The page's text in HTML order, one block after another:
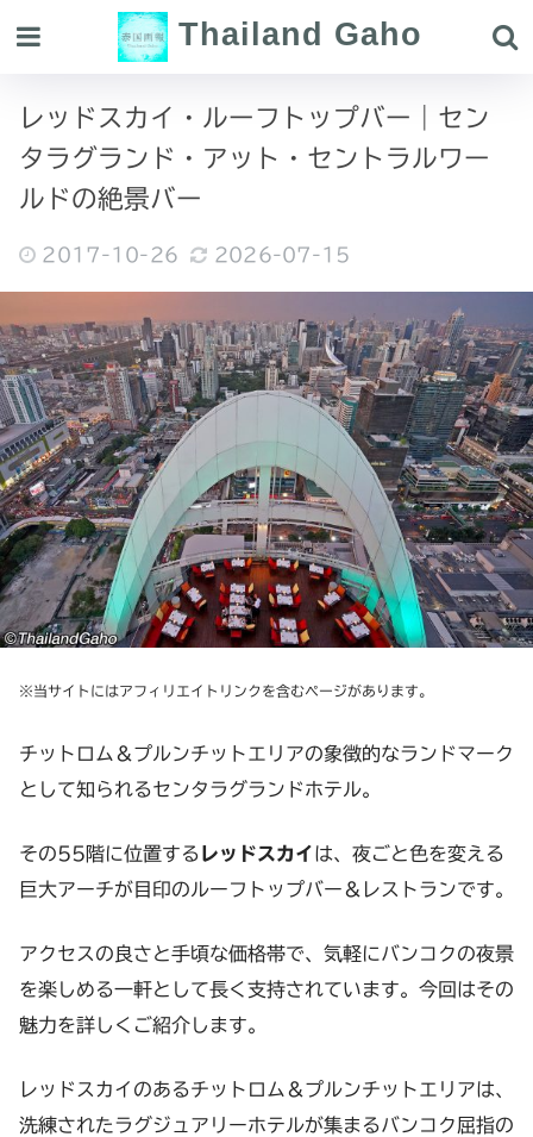
Thailand Gaho
レッドスカイ・ルーフトップバー｜セン
タラグランド・アット・セントラルワー
ルドの絶景バー
2017-10-26 2026-07-15
※当サイトにはアフィリエイトリンクを含むページがあります。
チットロム＆プルンチットエリアの象徴的なランドマーク
として知られるセンタラグランドホテル。
その55階に位置する レッドスカイは、夜ごと色を変える
巨大アーチが目印のルーフトップバー＆レストランです。
アクセスの良さと手頃な価格帯で、気軽にバンコクの夜景
を楽しめる一軒として長く支持されています。今回はその
魅力を詳しくご紹介します。
レッドスカイのあるチットロム＆プルンチットエリアは、
洗練されたラグジュアリーホテルが集まるバンコク屈指の